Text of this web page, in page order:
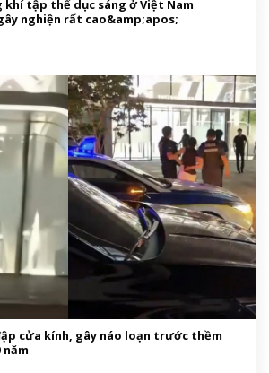
khí tập thể dục sáng ở Việt Nam
nghiện rất cao&amp;apos;
cửa kính, gây náo loạn trước thềm
năm